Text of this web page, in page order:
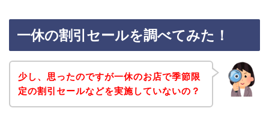
一休の割引セールを調べてみた！
少し、思ったのですが一休のお店で季節限
定の割引セールなどを実施していないの？